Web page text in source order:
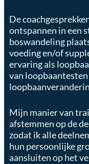
De
ontspannen in een
boswandeling
voeding en/of
ervaring als
van
Mijn manier van
afstemmen op de
zodat ik alle
hun persoonlijke
aansluiten op het